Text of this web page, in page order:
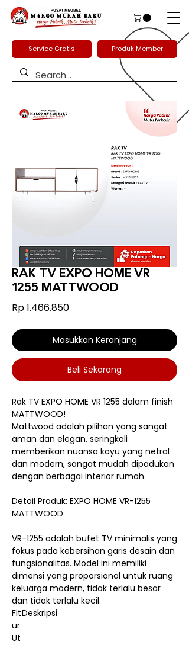
Service Gratis Produk Member
RAK TV EXPO HOME VR
1255 MATTWOOD
Rp 1.466.850Harga
Masukkan Keranjang
Beli Sekarang
Rak TV EXPO HOME VR 1255 dalam finish
MATTWOOD!
Mattwood adalah pilihan yang sangat
aman dan elegan, seringkali
memberikan nuansa kayu yang netral
dan modern, sangat mudah dipadukan
dengan berbagai interior rumah.
Detail Produk: EXPO HOME VR-1255
MATTWOOD
VR-1255 adalah bufet TV minimalis yang
fokus pada kebersihan garis desain dan
fungsionalitas. Model ini memiliki
dimensi yang proporsional untuk ruang
keluarga modern, tidak terlalu besar
dan tidak terlalu kecil.
Fit
ur
Ut
Deskripsi